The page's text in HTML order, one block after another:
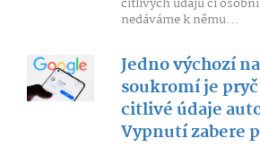
nedáváme k němu...
Jedno výchozí
soukromí je
citlivé údaje
Vypnutí zabere